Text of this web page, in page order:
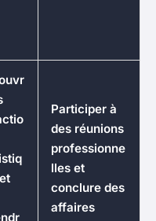
Participer à
des réunions
professionne
lles et
conclure des
affaires